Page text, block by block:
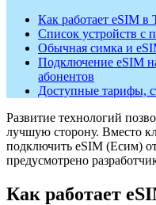
Как работает eSIM в
Список устройств с
Обычная симка и
Подключение eSIM
абонентов
Доступные тарифы,
Развитие технологий
лучшую сторону. Вместо
подключить eSIM (Есим)
предусмотрено
Как работает